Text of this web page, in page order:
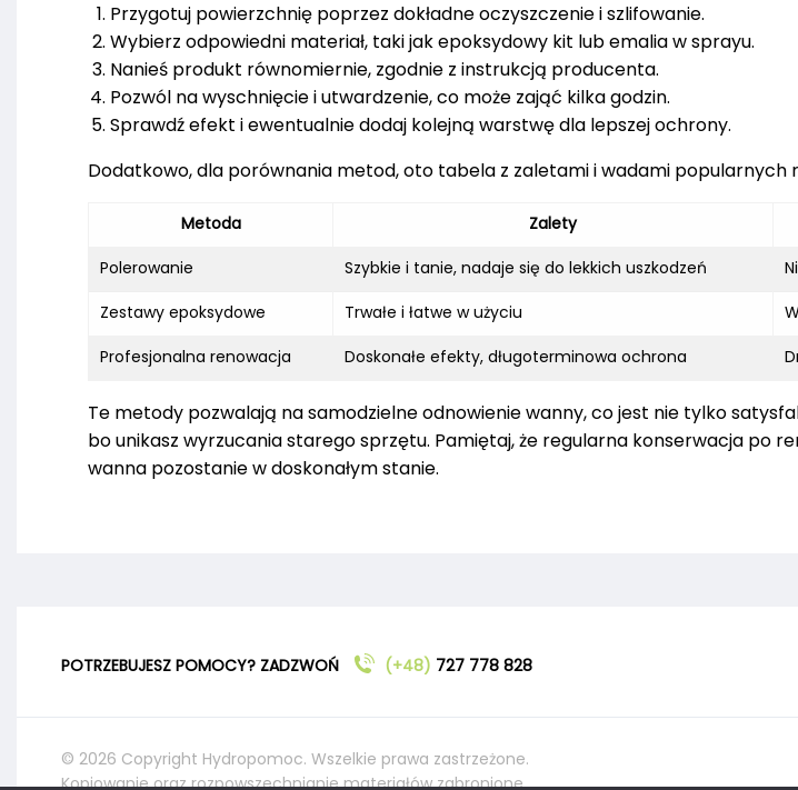
Przygotuj powierzchnię poprzez dokładne oczyszczenie i szlifowanie.
Wybierz odpowiedni materiał, taki jak epoksydowy kit lub emalia w sprayu.
Nanieś produkt równomiernie, zgodnie z instrukcją producenta.
Pozwól na wyschnięcie i utwardzenie, co może zająć kilka godzin.
Sprawdź efekt i ewentualnie dodaj kolejną warstwę dla lepszej ochrony.
Dodatkowo, dla porównania metod, oto tabela z zaletami i wadami popularnych
Metoda Zalety
Polerowanie
Szybkie i tanie, nadaje się do lekkich uszkodzeń
Zestawy epoksydowe
Trwałe i łatwe w użyciu
Profesjonalna renowacja
Doskonałe efekty, długoterminowa ochrona
Te metody pozwalają na samodzielne odnowienie wanny, co jest nie tylko
bo unikasz wyrzucania starego sprzętu. Pamiętaj, że regularna konserwacja po
wanna pozostanie w doskonałym stanie.
POTRZEBUJESZ POMOCY? ZADZWOŃ (+48) 727 778 828
© 2026 Copyright Hydropomoc. Wszelkie prawa zastrzeżone.
Kopiowanie oraz rozpowszechnianie materiałów zabronione.